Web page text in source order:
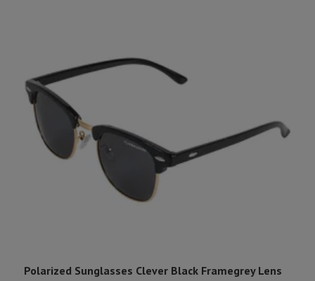
Polarized Sunglasses Clever Black Framegrey Lens